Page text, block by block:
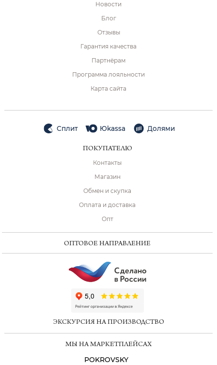
Новости
Блог
Отзывы
Гарантия качества
Партнёрам
Программа лояльности
Карта сайта
Сплит Юkassa Долями
ПОКУПАТЕЛЮ
Контакты
Магазин
Обмен и скупка
Оплата и доставка
Опт
ОПТОВОЕ НАПРАВЛЕНИЕ
ЭКСКУРСИЯ НА ПРОИЗВОДСТВО
МЫ НА МАРКЕТПЛЕЙСАХ
POKROVSKY